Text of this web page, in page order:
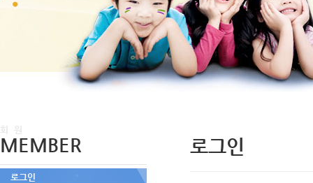
회 원
MEMBER
로그인
로그인